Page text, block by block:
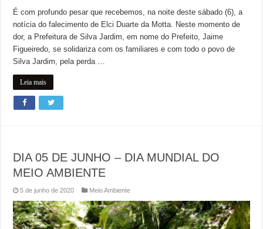
É com profundo pesar que recebemos, na noite deste sábado (6), a
notícia do falecimento de Elci Duarte da Motta. Neste momento de
dor, a Prefeitura de Silva Jardim, em nome do Prefeito, Jaime
Figueiredo, se solidariza com os familiares e com todo o povo de
Silva Jardim, pela perda …
Leia mais
DIA 05 DE JUNHO – DIA MUNDIAL DO
MEIO AMBIENTE
5 de junho de 2020 Meio Ambiente